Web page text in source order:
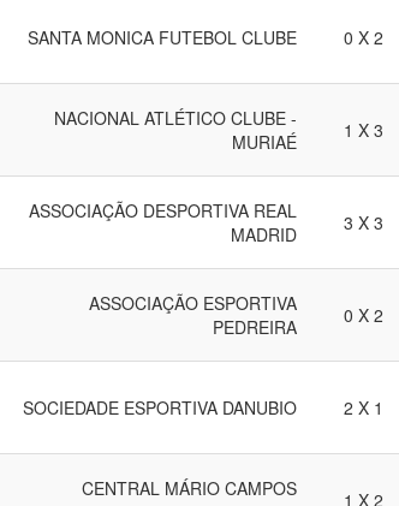
SANTA MONICA FUTEBOL CLUBE 0 X 2
NACIONAL ATLÉTICO CLUBE -
MURIAÉ
1 X 3
ASSOCIAÇÃO DESPORTIVA REAL
MADRID
3 X 3
ASSOCIAÇÃO ESPORTIVA
PEDREIRA
0 X 2
SOCIEDADE ESPORTIVA DANUBIO 2 X 1
CENTRAL MÁRIO CAMPOS
1 X 2